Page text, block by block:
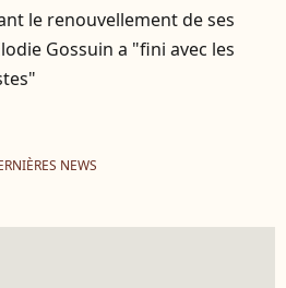
le renouvellement de ses
Gossuin a "fini avec les
NEWS